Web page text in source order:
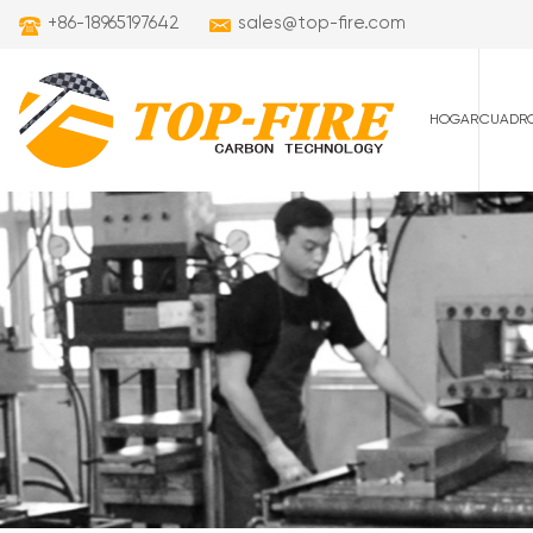
+86-18965197642 sales@top-fire.com
HOGAR